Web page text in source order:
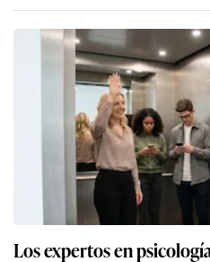
Los expertos en